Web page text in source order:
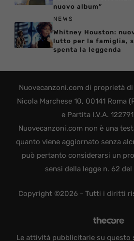
nuovo album”
NEWS
Whitney Houston:
lutto per la famiglia,
spenta la leggenda
Nuovecanzoni.com di proprietà di
Nicola Marchese 10, 00141 Roma
e Partita I.V.A.
Nuovecanzoni.com non è una
quanto viene aggiornato senza
può pertanto considerarsi un
sensi della legge n. 62
Copyright ©2026 - Tutti i diritti
Le attività pubblicitarie su questo